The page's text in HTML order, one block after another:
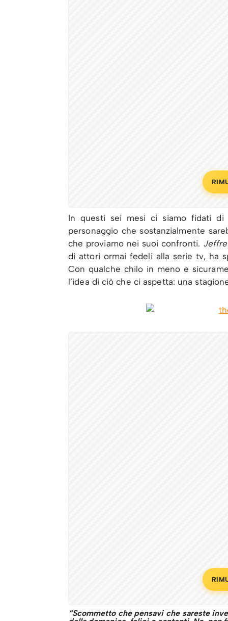
In questi sei mesi ci siamo fidati
personaggio che sostanzialmente
che proviamo nei suoi confronti.
di attori ormai fedeli alla serie tv, ha
Con qualche chilo in meno e
l’idea di ciò che ci aspetta: una
“Scommetto che pensavi che sareste